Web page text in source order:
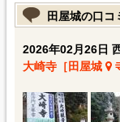
田屋城の口コ
2026年02月26日
大崎寺［田屋城